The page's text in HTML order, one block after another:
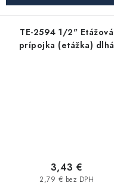
TE-2594 1/2" Etážová
prípojka (etážka) dlhá
2,79 € bez DPH
3,43 €